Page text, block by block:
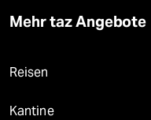
Mehr taz Angebote
Reisen
Kantine